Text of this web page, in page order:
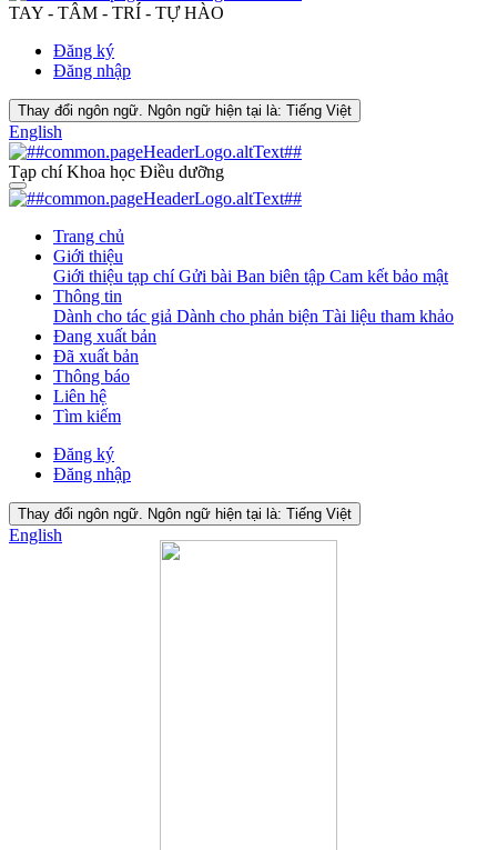
TAY - TÂM - TRÍ - TỰ HÀO
Đăng ký
Đăng nhập
Thay đổi ngôn ngữ. Ngôn ngữ hiện tại là: Tiếng Việt
English
Tạp chí Khoa học Điều dưỡng
Trang chủ
Giới thiệu
Giới thiệu tạp chíGửi bài Ban biên tập Cam kết bảo mật
Thông tin
Dành cho tác giả Dành cho phản biện Tài liệu tham khảo
Đang xuất bản
Đã xuất bản
Thông báo
Liên hệ
Tìm kiếm
Đăng ký
Đăng nhập
Thay đổi ngôn ngữ. Ngôn ngữ hiện tại là: Tiếng Việt
English